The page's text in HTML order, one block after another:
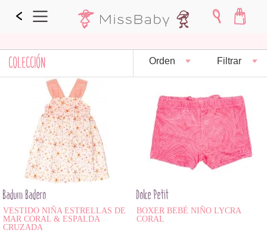
COLECCIÓN Orden Filtrar
Badum Badero
VESTIDO NIÑA ESTRELLAS DE
MAR CORAL & ESPALDA
CRUZADA
Dolce Petit
BOXER BEBÉ NIÑO LYCRA
CORAL